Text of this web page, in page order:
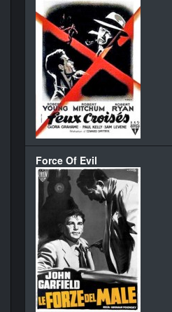
Force Of Evil